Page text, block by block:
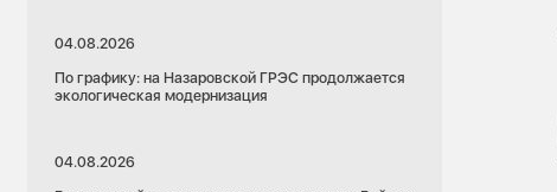
04.08.2026
По графику: на Назаровской ГРЭС продолжается
экологическая модернизация
04.08.2026